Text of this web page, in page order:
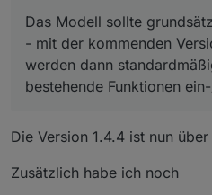
wird
nahe
Canvas
ich
anderer
Informationen
Datenpunkte
FAQ (GitHub)
Möglichkeit für
Bug reports
Informationen
Nützliche Links:
ioBroker
(für Deebot
Das Modell sollte
- mit der kommenden
werden dann
bestehende Funktionen
Die Version 1.4.4 ist nun
Zusätzlich habe ich noch